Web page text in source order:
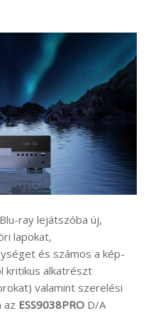
ray lejátszóba új,
lapokat,
és számos a kép-
kritikus alkatrészt
valamint szerelési
az ESS9038PRO D/A